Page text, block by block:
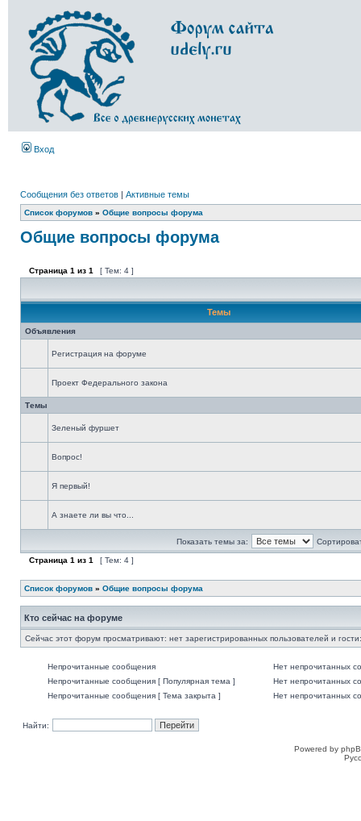
Вход
Сообщения без ответов | Активные темы
Список форумов » Общие вопросы форума
Общие вопросы форума
Страница 1 из 1 [ Тем: 4 ]
Темы
Объявления
Регистрация на форуме
Проект Федерального закона
Темы
Зеленый фуршет
Вопрос!
Я первый!
А знаете ли вы что...
Показать темы за:
Страница 1 из 1 [ Тем: 4 ]
Список форумов » Общие вопросы форума
Кто сейчас на форуме
Сейчас этот форум просматривают: нет зарегистрированных пользователей и
Непрочитанные сообщения
Нет непрочитанных
Непрочитанные сообщения [ Популярная тема ]
Нет непрочитанных
Непрочитанные сообщения [ Тема закрыта ]
Нет непрочитанных
Найти:
Powered by